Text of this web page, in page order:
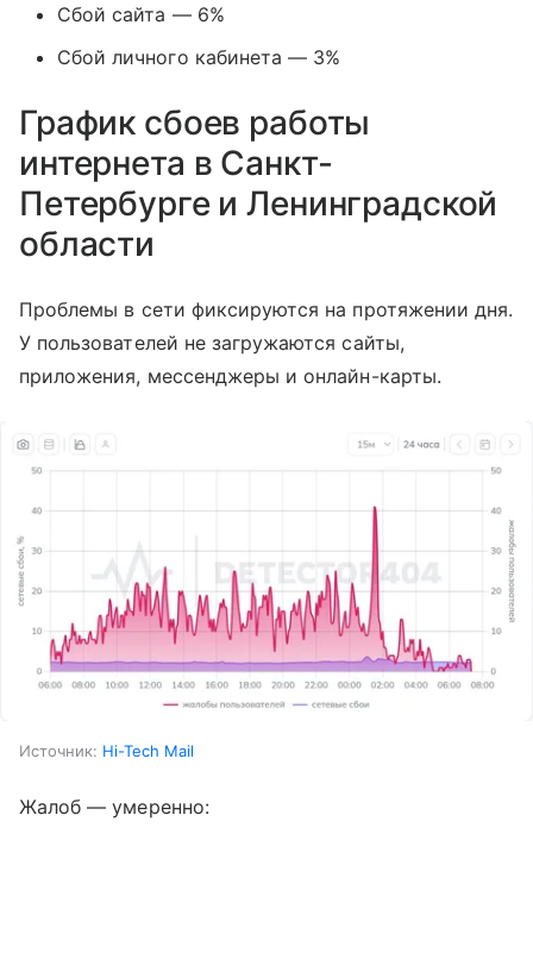
Сбой сайта — 6%
Сбой личного кабинета — 3%
График сбоев работы
интернета в Санкт-
Петербурге и Ленинградской
области
Проблемы в сети фиксируются на протяжении дня.
У пользователей не загружаются сайты,
приложения, мессенджеры и онлайн-карты.
Источник: Hi-Tech Mail
Жалоб — умеренно: